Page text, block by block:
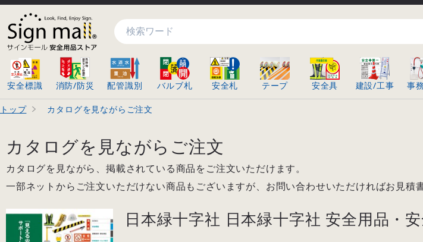
検索
安全標識 消防/防災 配管識別 バルブ札 安全札 テープ 安全具 建設/工事 事
トップ カタログを見ながらご注文
カタログを見ながらご注文
カタログを見ながら、掲載されている商品をご注文いただけます。
一部ネットからご注文いただけない商品もございますが、お問い合わせいただければお見積
日本緑十字社 日本緑十字社 安全用品・